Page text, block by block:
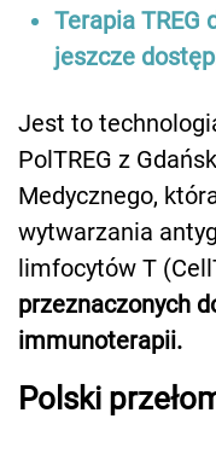
Terapia TREG
jeszcze
Jest to
PolTREG z
Medycznego,
wytwarzania
limfocytów T
przeznaczonych
immunoterapii.
Polski